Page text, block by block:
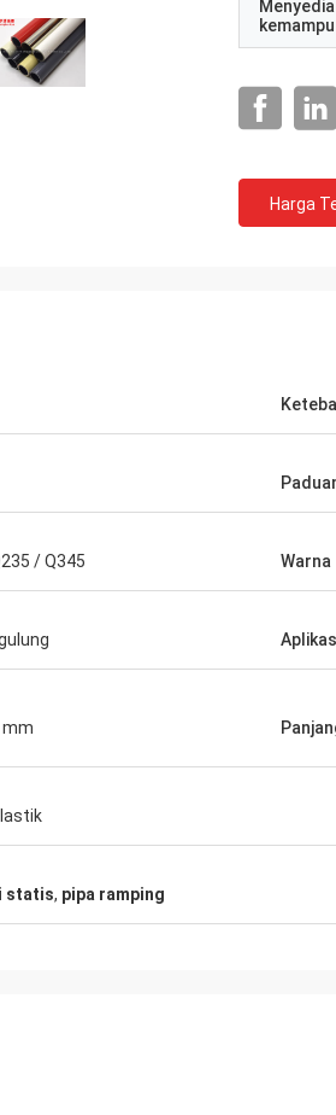
dan hangat.
Harga
/ Q345 Warna
mm
statis, pipa ramping